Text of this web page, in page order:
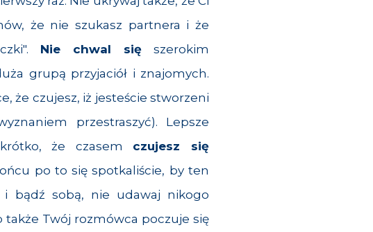
że nie szukasz partnera i że
Nie chwal sięszerokim
grupą przyjaciół i znajomych.
że czujesz, iż jesteście stworzeni
przestraszyć). Lepsze
że czasem czujesz się
po to się spotkaliście, by ten
i bądź sobą, nie udawaj nikogo
Twój rozmówca poczuje się